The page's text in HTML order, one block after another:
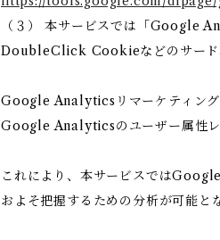
（３） 本サービスでは「Google
DoubleClick Cookieなどのサード
Google Analyticsリマーケティング
Google Analyticsのユーザー属性レ
これにより、本サービスでは
およそ把握するための分析が可能と